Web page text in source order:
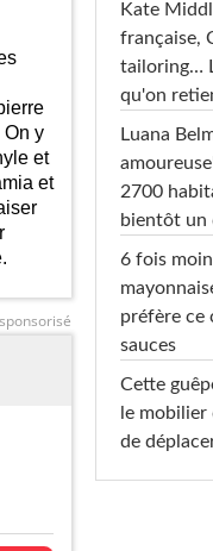
y
et
et
Kate
française,
tailoring…
qu'on
Luana
2700
bientôt un
6 fois
préfère ce
sauces
Cette
le mobilier
de